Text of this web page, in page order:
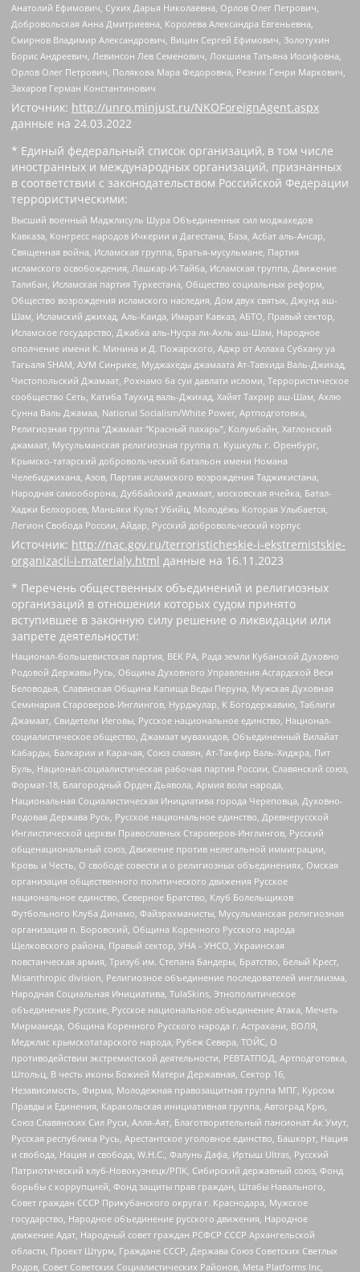
Анатолий Ефимович, Сухих Дарья Николаевна, Орлов Олег Петрович,
Добровольская Анна Дмитриевна, Королева Александра Евгеньевна,
Смирнов Владимир Александрович, Вицин Сергей Ефимович, Золотухин
Борис Андреевич, Левинсон Лев Семенович, Локшина Татьяна Иосифовна,
Орлов Олег Петрович, Полякова Мара Федоровна, Резник Генри Маркович,
Захаров Герман Константинович
Источник: http://unro.minjust.ru/NKOForeignAgent.aspx
данные на 24.03.2022
* Единый федеральный список организаций, в том числе
иностранных и международных организаций, признанных
в соответствии с законодательством Российской Федерации
террористическими:
Высший военный Маджлисуль Шура Объединенных сил моджахедов
Кавказа, Конгресс народов Ичкерии и Дагестана, База, Асбат аль-Ансар,
Священная война, Исламская группа, Братья-мусульмане, Партия
исламского освобождения, Лашкар-И-Тайба, Исламская группа, Движение
Талибан, Исламская партия Туркестана, Общество социальных реформ,
Общество возрождения исламского наследия, Дом двух святых, Джунд аш-
Шам, Исламский джихад, Аль-Каида, Имарат Кавказ, АБТО, Правый сектор,
Исламское государство, Джабха аль-Нусра ли-Ахль аш-Шам, Народное
ополчение имени К. Минина и Д. Пожарского, Аджр от Аллаха Субхану уа
Тагьаля SHAM, АУМ Синрике, Муджахеды джамаата Ат-Тавхида Валь-Джихад,
Чистопольский Джамаат, Рохнамо ба суи давлати исломи, Террористическое
сообщество Сеть, Катиба Таухид валь-Джихад, Хайят Тахрир аш-Шам, Ахлю
Сунна Валь Джамаа, National Socialism/White Power, Артподготовка,
Религиозная группа “Джамаат “Красный пахарь”, Колумбайн, Хатлонский
джамаат, Мусульманская религиозная группа п. Кушкуль г. Оренбург,
Крымско-татарский добровольческий батальон имени Номана
Челебиджихана, Азов, Партия исламского возрождения Таджикистана,
Народная самооборона, Дуббайский джамаат, московская ячейка, Батал-
Хаджи Белхороев, Маньяки Культ Убийц, Молодёжь Которая Улыбается,
Легион Свобода России, Айдар, Русский добровольческий корпус
Источник: http://nac.gov.ru/terroristicheskie-i-ekstremistskie-
organizacii-i-materialy.html данные на 16.11.2023
* Перечень общественных объединений и религиозных
организаций в отношении которых судом принято
вступившее в законную силу решение о ликвидации или
запрете деятельности:
Национал-большевистская партия, ВЕК РА, Рада земли Кубанской Духовно
Родовой Державы Русь, Община Духовного Управления Асгардской Веси
Беловодья, Славянская Община Капища Веды Перуна, Мужская Духовная
Семинария Староверов-Инглингов, Нурджулар, К Богодержавию, Таблиги
Джамаат, Свидетели Иеговы, Русское национальное единство, Национал-
социалистическое общество, Джамаат мувахидов, Объединенный Вилайат
Кабарды, Балкарии и Карачая, Союз славян, Ат-Такфир Валь-Хиджра, Пит
Буль, Национал-социалистическая рабочая партия России, Славянский союз,
Формат-18, Благородный Орден Дьявола, Армия воли народа,
Национальная Социалистическая Инициатива города Череповца, Духовно-
Родовая Держава Русь, Русское национальное единство, Древнерусской
Инглистической церкви Православных Староверов-Инглингов, Русский
общенациональный союз, Движение против нелегальной иммиграции,
Кровь и Честь, О свободе совести и о религиозных объединениях, Омская
организация общественного политического движения Русское
национальное единство, Северное Братство, Клуб Болельщиков
Футбольного Клуба Динамо, Файзрахманисты, Мусульманская религиозная
организация п. Боровский, Община Коренного Русского народа
Щелковского района, Правый сектор, УНА - УНСО, Украинская
повстанческая армия, Тризуб им. Степана Бандеры, Братство, Белый Крест,
Misanthropic division, Религиозное объединение последователей инглиизма,
Народная Социальная Инициатива, TulaSkins, Этнополитическое
объединение Русские, Русское национальное объединение Атака, Мечеть
Мирмамеда, Община Коренного Русского народа г. Астрахани, ВОЛЯ,
Меджлис крымскотатарского народа, Рубеж Севера, ТОЙС, О
противодействии экстремистской деятельности, РЕВТАТПОД, Артподготовка,
Штольц, В честь иконы Божией Матери Державная, Сектор 16,
Независимость, Фирма, Молодежная правозащитная группа МПГ, Курсом
Правды и Единения, Каракольская инициативная группа, Автоград Крю,
Союз Славянских Сил Руси, Алля-Аят, Благотворительный пансионат Ак Умут,
Русская республика Русь, Арестантское уголовное единство, Башкорт, Нация
и свобода, Нация и свобода, W.H.С., Фалунь Дафа, Иртыш Ultras, Русский
Патриотический клуб-Новокузнецк/РПК, Сибирский державный союз, Фонд
борьбы с коррупцией, Фонд защиты прав граждан, Штабы Навального,
Совет граждан СССР Прикубанского округа г. Краснодара, Мужское
государство, Народное объединение русского движения, Народное
движение Адат, Народный совет граждан РСФСР СССР Архангельской
области, Проект Штурм, Граждане СССР, Держава Союз Советских Светлых
Родов, Совет Советских Социалистических Районов, Meta Platforms Inc,